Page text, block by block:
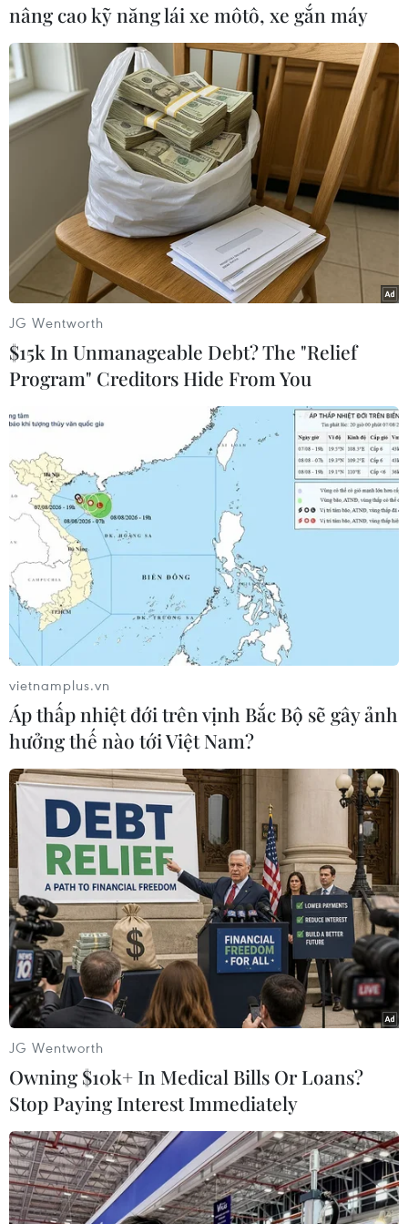
#Fritz von Weizsäcker
#Cố Tổng thống Đức
#Richard von Weizsäcker
#Sát hại
#Thuyết trình
#Schlosspark
#Hung thủ Đức
Theo dõi VietnamPlus
TIN LIÊN QUAN
Đâm dao tại một chung cư ở Hàn Quốc, 5
người thiệt mạng
17/04/2019 07:29
Ngày 17/4, truyền thông Hàn Quốc đưa tin một vụ đâm
dao đã xảy ra tại một tòa nhà chung cư tại Jinju, cách
thủ đô Seoul 430km về phía Đông khiến 5 người thiệt
mạng và 13 người khác bị thương.
nâng cao kỹ năng lái xe môtô, xe gắn máy
JG Wentworth
$15k In Unmanageable Debt? The "Relief
Program" Creditors Hide From You
vietnamplus.vn
Áp thấp nhiệt đới trên vịnh Bắc Bộ sẽ gây ảnh
hưởng thế nào tới Việt Nam?
JG Wentworth
Owning $10k+ In Medical Bills Or Loans?
Stop Paying Interest Immediately